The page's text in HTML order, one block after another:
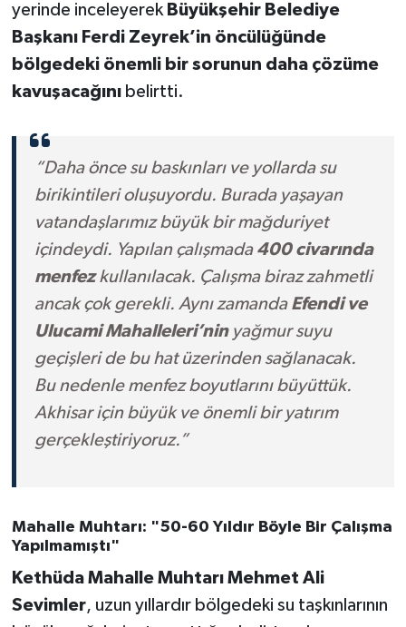
yerinde inceleyerek Büyükşehir Belediye
Başkanı Ferdi Zeyrek’in öncülüğünde
bölgedeki önemli bir sorunun daha çözüme
kavuşacağınıbelirtti.
“Daha önce su baskınları ve yollarda su
birikintileri oluşuyordu. Burada yaşayan
vatandaşlarımız büyük bir mağduriyet
içindeydi. Yapılan çalışmada 400 civarında
menfezkullanılacak. Çalışma biraz zahmetli
ancak çok gerekli. Aynı zamanda Efendi ve
Ulucami Mahalleleri’ninyağmur suyu
geçişleri de bu hat üzerinden sağlanacak.
Bu nedenle menfez boyutlarını büyüttük.
Akhisar için büyük ve önemli bir yatırım
gerçekleştiriyoruz.”
Mahalle Muhtarı: "50-60 Yıldır Böyle Bir Çalışma
Yapılmamıştı"
Kethüda Mahalle Muhtarı Mehmet Ali
Sevimler, uzun yıllardır bölgedeki su taşkınlarının